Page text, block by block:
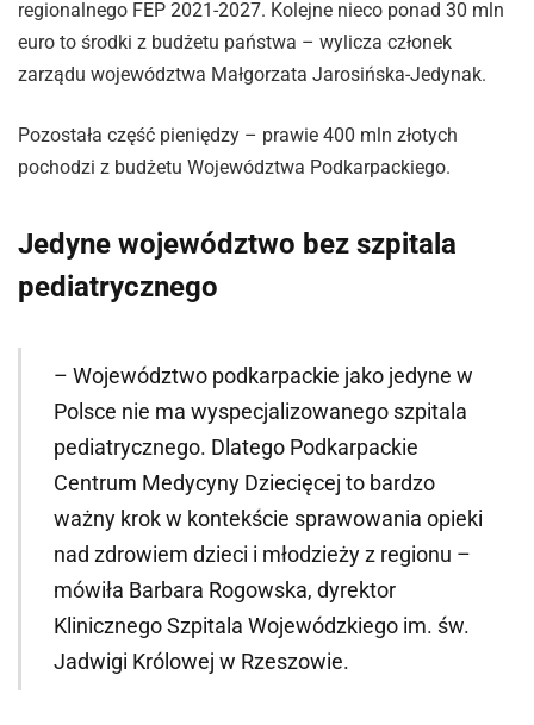
regionalnego FEP 2021-2027. Kolejne nieco ponad 30 mln
euro to środki z budżetu państwa – wylicza członek
zarządu województwa Małgorzata Jarosińska-Jedynak.
Pozostała część pieniędzy – prawie 400 mln złotych
pochodzi z budżetu Województwa Podkarpackiego.
Jedyne województwo bez szpitala
pediatrycznego
– Województwo podkarpackie jako jedyne w
Polsce nie ma wyspecjalizowanego szpitala
pediatrycznego. Dlatego Podkarpackie
Centrum Medycyny Dziecięcej to bardzo
ważny krok w kontekście sprawowania opieki
nad zdrowiem dzieci i młodzieży z regionu –
mówiła Barbara Rogowska, dyrektor
Klinicznego Szpitala Wojewódzkiego im. św.
Jadwigi Królowej w Rzeszowie.